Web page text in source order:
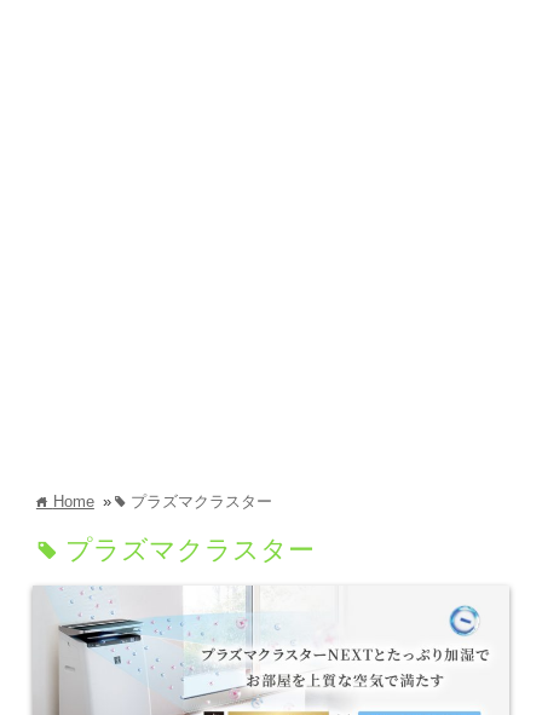
home Home » tag プラズマクラスター
tag プラズマクラスター